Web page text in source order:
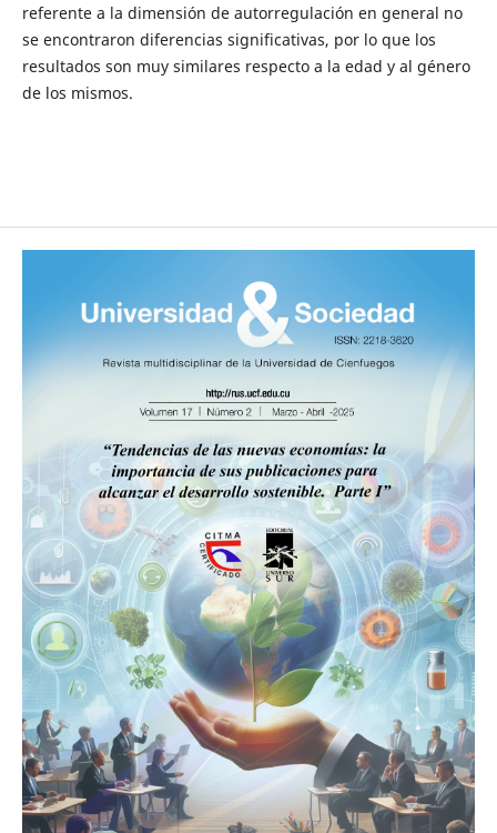
referente a la dimensión de autorregulación en general no
se encontraron diferencias significativas, por lo que los
resultados son muy similares respecto a la edad y al género
de los mismos.